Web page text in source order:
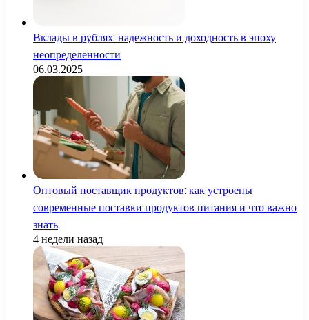
Вклады в рублях: надежность и доходность в эпоху
неопределенности
06.03.2025
Оптовый поставщик продуктов: как устроены
современные поставки продуктов питания и что важно
знать
4 недели назад